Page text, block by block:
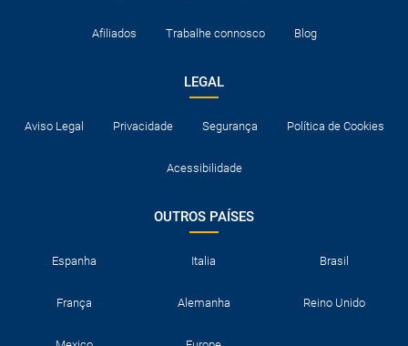
Afiliados Trabalhe connosco Blog
LEGAL
Aviso Legal Privacidade Segurança Política de Cookies
Acessibilidade
OUTROS PAÍSES
Espanha Italia Brasil
França Alemanha Reino Unido